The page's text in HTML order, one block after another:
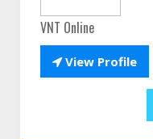
VNT Online
View Profile